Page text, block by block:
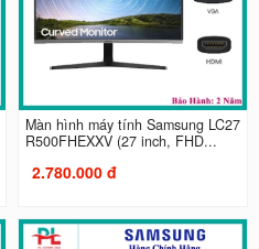
Màn hình máy tính Samsung LC27
R500FHEXXV (27 inch, FHD...
2.780.000 đ